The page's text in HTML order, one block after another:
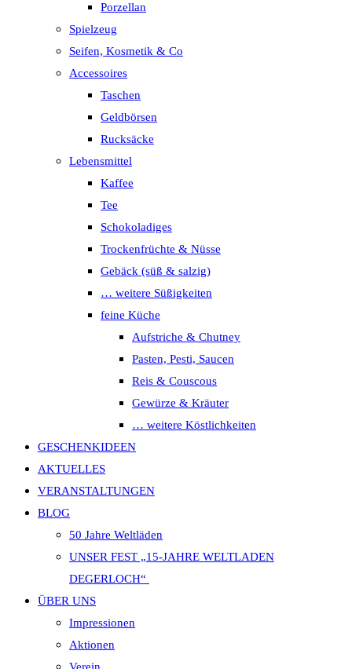
Porzellan
Spielzeug
Seifen, Kosmetik & Co
Accessoires
Taschen
Geldbörsen
Rucksäcke
Lebensmittel
Kaffee
Tee
Schokoladiges
Trockenfrüchte & Nüsse
Gebäck (süß & salzig)
… weitere Süßigkeiten
feine Küche
Aufstriche & Chutney
Pasten, Pesti, Saucen
Reis & Couscous
Gewürze & Kräuter
… weitere Köstlichkeiten
GESCHENKIDEEN
AKTUELLES
VERANSTALTUNGEN
BLOG
50 Jahre Weltläden
UNSER FEST „15-JAHRE WELTLADEN
DEGERLOCH“
ÜBER UNS
Impressionen
Aktionen